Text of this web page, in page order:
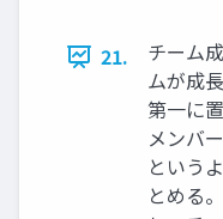
21.
チーム
ムが成
第⼀に
メンバ
という
とめる